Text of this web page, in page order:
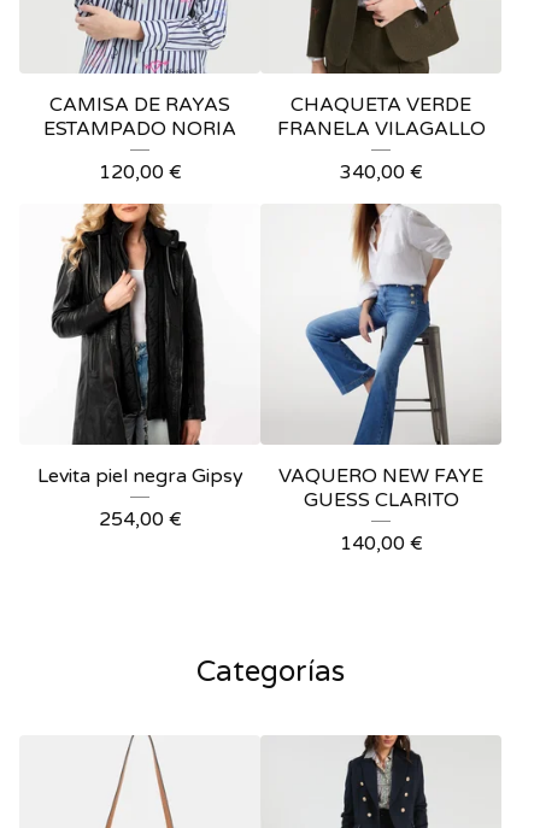
CAMISA DE RAYAS
ESTAMPADO NORIA
120,00 €
CHAQUETA VERDE
FRANELA VILAGALLO
340,00 €
Levita piel negra Gipsy
254,00 €
VAQUERO NEW FAYE
GUESS CLARITO
140,00 €
Categorías